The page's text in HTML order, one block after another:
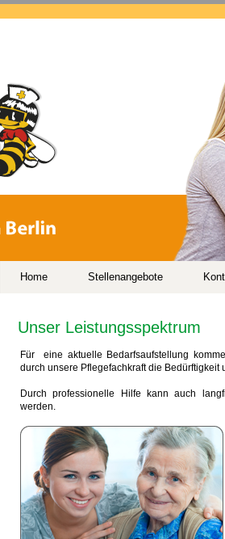
Home Stellenangebote
Unser Leistungsspektrum
Für eine aktuelle Bedarfsaufstellung
durch unsere Pflegefachkraft die Bedürftigkeit
Durch professionelle Hilfe kann auch
werden.